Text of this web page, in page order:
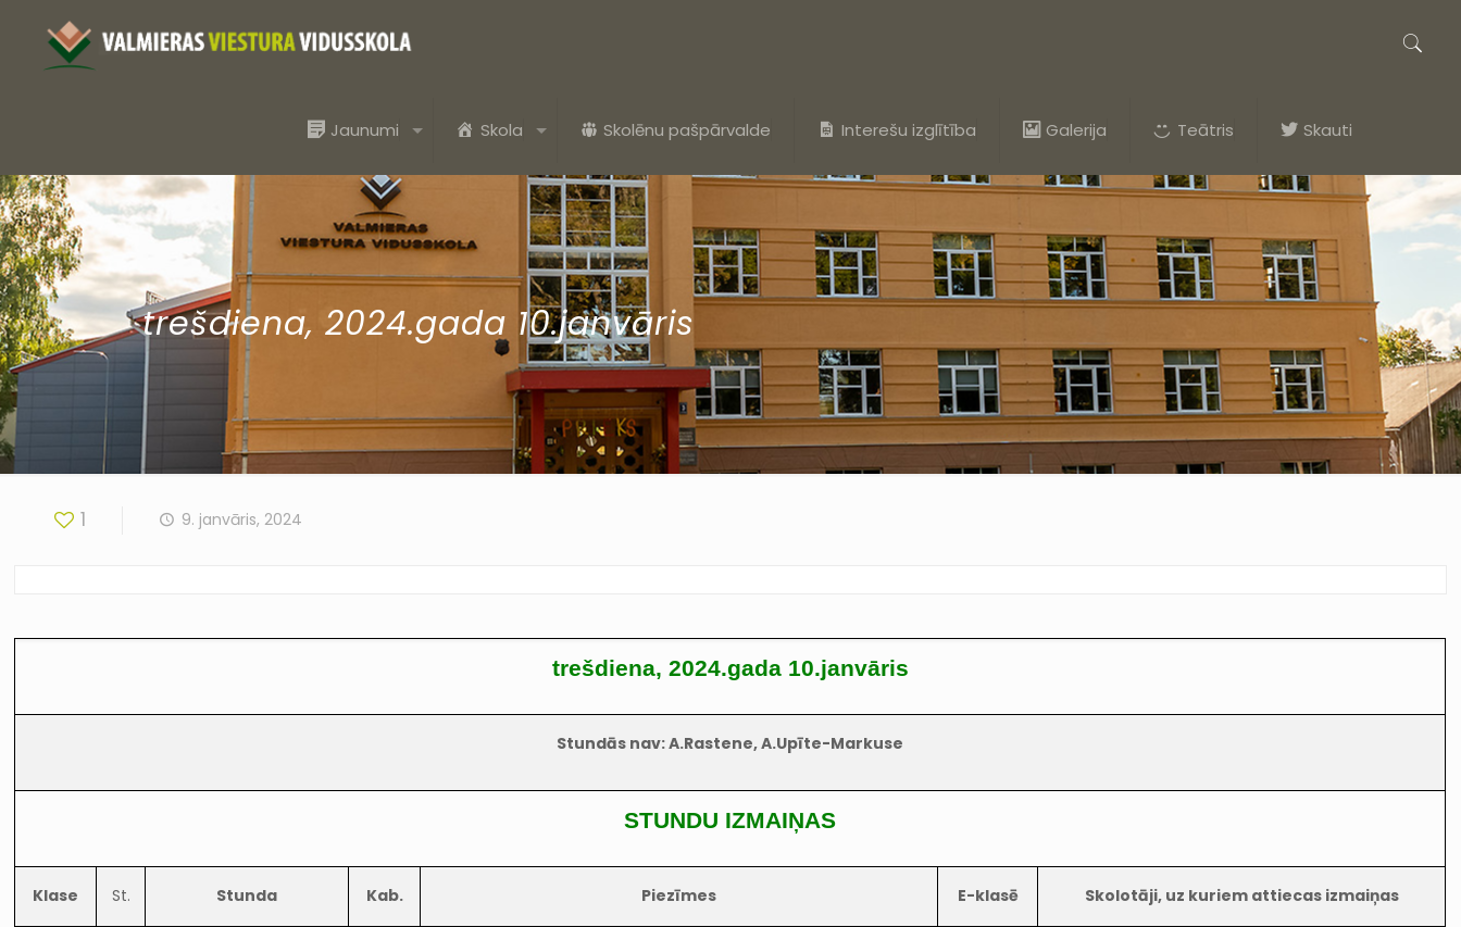
Jaunumi Skola Skolēnu pašpārvalde Interešu izglītība Galerija Teātris Skauti
trešdiena, 2024.gada 10.janvāris
1 9. janvāris, 2024
trešdiena, 2024.gada 10.janvāris
Stundās nav: A.Rastene, A.Upīte-Markuse
STUNDU IZMAIŅAS
Klase St. Stunda Kab. Piezīmes E-klasē Skolotāji, uz kuriem attiecas izmaiņas